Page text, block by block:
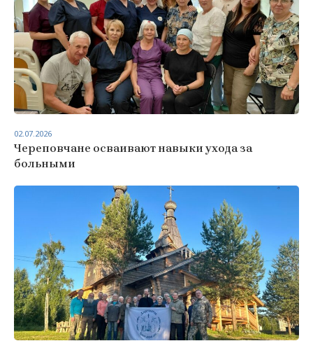
Череповчане осваивают навыки ухода за
больными
02.07.2026